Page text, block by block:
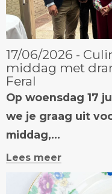
17/06/2026 -
middag met
Feral
Op woensdag 17
we je graag uit
middag,...
Lees meer